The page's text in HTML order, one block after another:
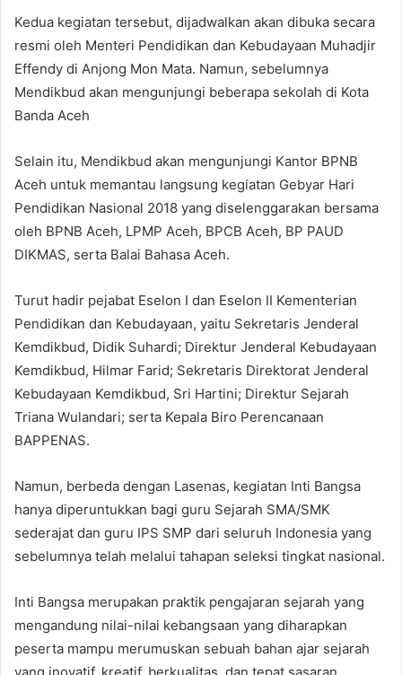
Kedua kegiatan tersebut, dijadwalkan akan dibuka secara
resmi oleh Menteri Pendidikan dan Kebudayaan Muhadjir
Effendy di Anjong Mon Mata. Namun, sebelumnya
Mendikbud akan mengunjungi beberapa sekolah di Kota
Banda Aceh
Selain itu, Mendikbud akan mengunjungi Kantor BPNB
Aceh untuk memantau langsung kegiatan Gebyar Hari
Pendidikan Nasional 2018 yang diselenggarakan bersama
oleh BPNB Aceh, LPMP Aceh, BPCB Aceh, BP PAUD
DIKMAS, serta Balai Bahasa Aceh.
Turut hadir pejabat Eselon I dan Eselon II Kementerian
Pendidikan dan Kebudayaan, yaitu Sekretaris Jenderal
Kemdikbud, Didik Suhardi; Direktur Jenderal Kebudayaan
Kemdikbud, Hilmar Farid; Sekretaris Direktorat Jenderal
Kebudayaan Kemdikbud, Sri Hartini; Direktur Sejarah
Triana Wulandari; serta Kepala Biro Perencanaan
BAPPENAS.
Namun, berbeda dengan Lasenas, kegiatan Inti Bangsa
hanya diperuntukkan bagi guru Sejarah SMA/SMK
sederajat dan guru IPS SMP dari seluruh Indonesia yang
sebelumnya telah melalui tahapan seleksi tingkat nasional.
Inti Bangsa merupakan praktik pengajaran sejarah yang
mengandung nilai-nilai kebangsaan yang diharapkan
peserta mampu merumuskan sebuah bahan ajar sejarah